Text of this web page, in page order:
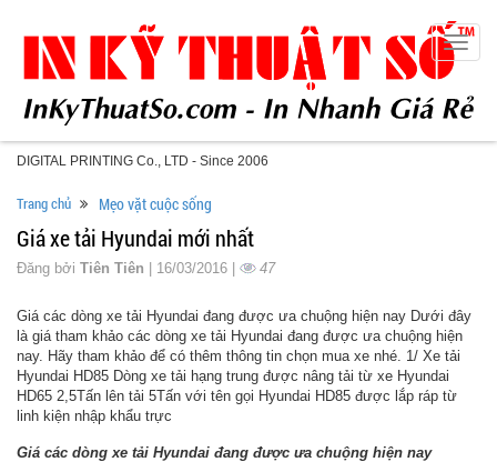
DIGITAL PRINTING Co., LTD - Since 2006
Toggle
Trang chủ Mẹo vặt cuộc sống
Giá xe tải Hyundai mới nhất
Đăng bởi Tiên Tiên | 16/03/2016 | 47
Giá các dòng xe tải Hyundai đang được ưa chuộng hiện nay Dưới đây
là giá tham khảo các dòng xe tải Hyundai đang được ưa chuộng hiện
nay. Hãy tham khảo để có thêm thông tin chọn mua xe nhé. 1/ Xe tải
Hyundai HD85 Dòng xe tải hạng trung được nâng tải từ xe Hyundai
HD65 2,5Tấn lên tải 5Tấn với tên gọi Hyundai HD85 được lắp ráp từ
linh kiện nhập khẩu trực
Giá các dòng xe tải Hyundai đang được ưa chuộng hiện nay